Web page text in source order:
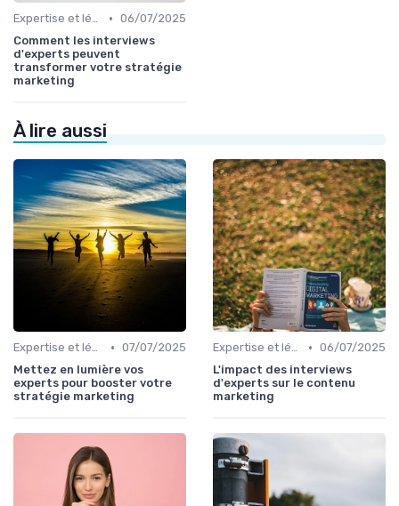
Expertise et légitimité éditoriale • 06/07/2025
Comment les interviews
d'experts peuvent
transformer votre stratégie
marketing
À lire aussi
Expertise et légitimité éditoriale • 07/07/2025
Mettez en lumière vos
experts pour booster votre
stratégie marketing
Expertise et légitimité éditoriale • 06/07/2025
L'impact des interviews
d'experts sur le contenu
marketing